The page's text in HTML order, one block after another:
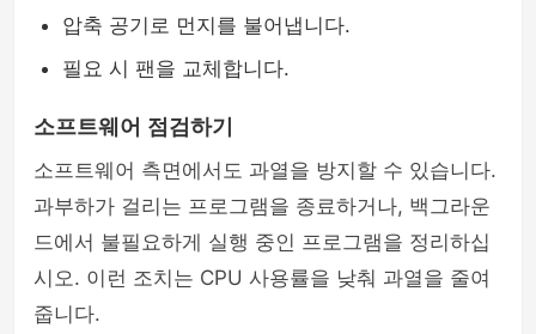
압축 공기로 먼지를 불어냅니다.
필요 시 팬을 교체합니다.
소프트웨어 점검하기
소프트웨어 측면에서도 과열을 방지할 수 있습니다.
과부하가 걸리는 프로그램을 종료하거나, 백그라운
드에서 불필요하게 실행 중인 프로그램을 정리하십
시오. 이런 조치는 CPU 사용률을 낮춰 과열을 줄여
줍니다.